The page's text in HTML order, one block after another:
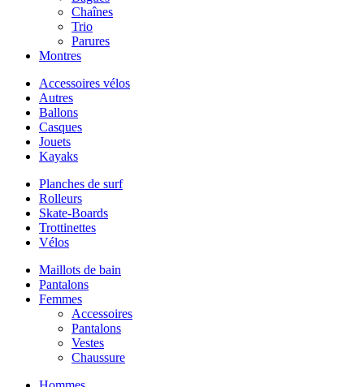
Chaînes
Trio
Parures
Montres
Accessoires vélos
Autres
Ballons
Casques
Jouets
Kayaks
Planches de surf
Rolleurs
Skate-Boards
Trottinettes
Vélos
Maillots de bain
Pantalons
Femmes
Accessoires
Pantalons
Vestes
Chaussure